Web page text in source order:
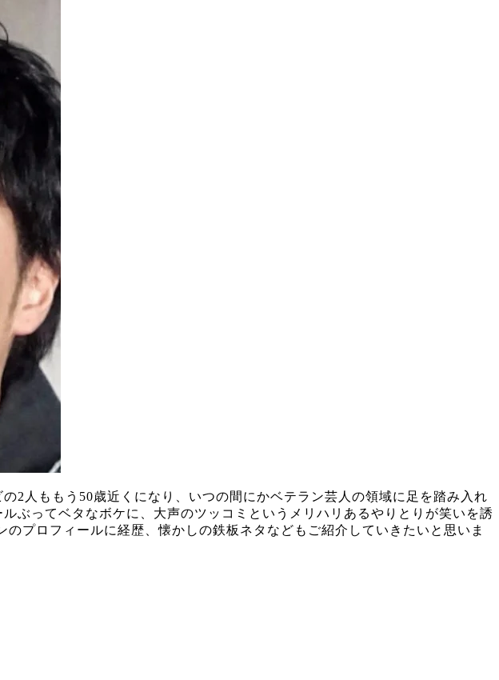
2人ももう50歳近くになり、いつの間にかベテラン芸人の領域に足を踏み入れ
ぶってベタなボケに、大声のツッコミというメリハリあるやりとりが笑いを誘
プロフィールに経歴、懐かしの鉄板ネタなどもご紹介していきたいと思いま